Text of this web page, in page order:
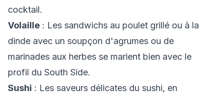
cocktail.
Volaille : Les sandwichs au poulet grillé ou à la
dinde avec un soupçon d'agrumes ou de
marinades aux herbes se marient bien avec le
profil du South Side.
Sushi : Les saveurs délicates du sushi, en